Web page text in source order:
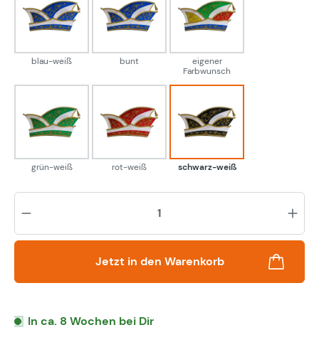
blau-weiß
blau-weiß
bunt
bunt
eigener Farbwunsch
eigener
Farbwunsch
grün-weiß
grün-weiß
rot-weiß
rot-weiß
schwarz-weiß
schwarz-weiß
Jetzt in den Warenkorb
In ca. 8 Wochen bei Dir